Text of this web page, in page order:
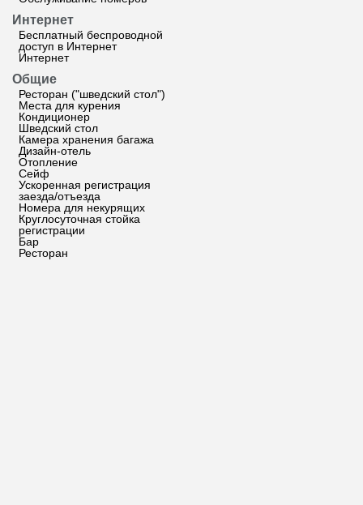
Интернет
Бесплатный беспроводной
доступ в Интернет
Интернет
Общие
Ресторан ("шведский стол")
Места для курения
Кондиционер
Шведский стол
Камера хранения багажа
Дизайн-отель
Отопление
Сейф
Ускоренная регистрация
заезда/отъезда
Номера для некурящих
Круглосуточная стойка
регистрации
Бар
Ресторан